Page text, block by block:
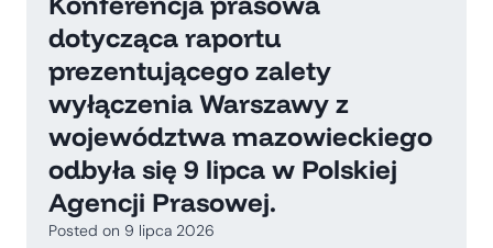
dotycząca raportu
prezentującego zalety
wyłączenia Warszawy z
województwa mazowieckiego
odbyła się 9 lipca w Polskiej
Agencji Prasowej.
Posted on 9 lipca 2026